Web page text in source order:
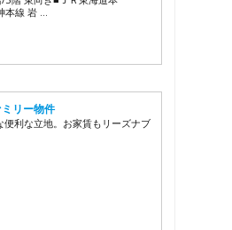
本線 岩 …
リー物件
便利な立地。お家賃もリーズナブ